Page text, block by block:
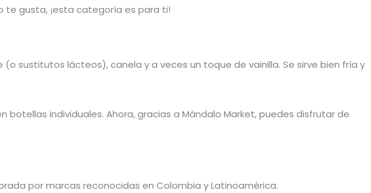
te gusta, ¡esta categoría es para ti!
sustitutos lácteos), canela y a veces un toque de vainilla. Se sirve bien fría y
individuales. Ahora, gracias a Mándalo Market, puedes disfrutar de
por marcas reconocidas en Colombia y Latinoamérica.